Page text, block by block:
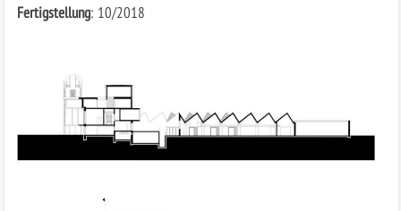
Fertigstellung: 10/2018